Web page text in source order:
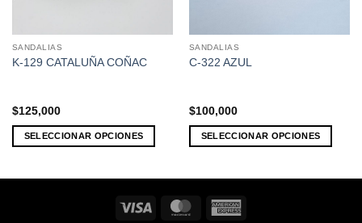
SANDALIAS
K-129 CATALUÑA COÑAC
$125,000
SELECCIONAR OPCIONES
Este
producto
variantes.
Las
SANDALIAS
C-322 AZUL
$100,000
SELECCIONAR OPCIONES
Este
producto
variantes.
Las
elegir
en
Visa MasterCard